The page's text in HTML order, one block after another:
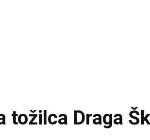
tožilca Draga